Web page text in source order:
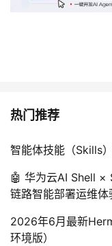
热门推荐
智能体技能（Skills
🤖 华为云AI Shell ×
链路智能部署运维体
2026年6月最新
环境版）